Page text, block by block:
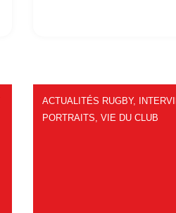
ACTUALITÉS RUGBY,
PORTRAITS ,VIE DU CLUB